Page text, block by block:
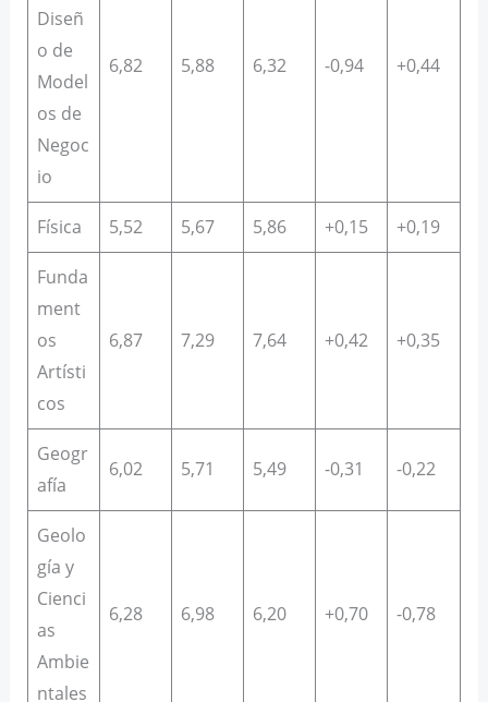
Diseñ
o de
Model
os de
Negoc
io
6,82 5,88 6,32 -0,94 +0,44
Física 5,52 5,67 5,86 +0,15 +0,19
Funda
ment
os
Artísti
cos
6,87 7,29 7,64 +0,42 +0,35
Geogr
afía
6,02 5,71 5,49 -0,31 -0,22
Geolo
gía y
Cienci
as
Ambie
ntales
6,28 6,98 6,20 +0,70 -0,78